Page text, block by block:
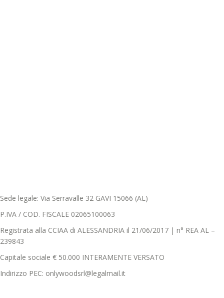
Sede legale: Via Serravalle 32 GAVI 15066 (AL)
P.IVA / COD. FISCALE 02065100063
Registrata alla CCIAA di ALESSANDRIA il 21/06/2017 | n° REA AL –
239843
Capitale sociale € 50.000 INTERAMENTE VERSATO
Indirizzo PEC: onlywoodsrl@legalmail.it